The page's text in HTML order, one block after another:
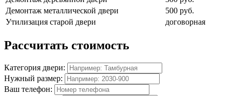
Демонтаж металлической двери
500 руб.
Утилизация старой двери
договорная
Рассчитать стоимость
Категория двери:
Нужный размер:
Ваш телефон: